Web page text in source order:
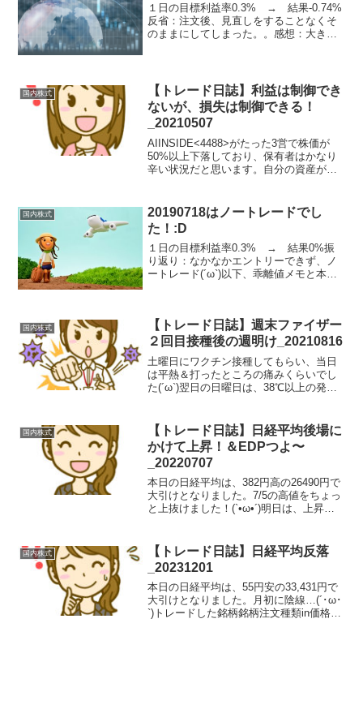
１日の目標利益率0.3% → 結果-0.74%
反省：注文後、見直しをすることなくそ
のままにしてしまった。。感想：大きく
国内株式
【トレード日誌】利益は制御でき
ないが、損失は制御できる！
_20210507
AIINSIDE<4488>がたった3営で株価が
50%以上下落しており、保有者はかなり
辛い状況だと思います。自分の資産が半
ば、ほぼストップ安に巻き込まれること
はなく、自...
国内株式
20190718はノートレードでし
た！:D
１日の目標利益率0.3% → 結果0%振
り返り：なかなかエントリーできず、ノ
ートレード(´ω`)以下、乖離値メモと本日
国内株式
【トレード日誌】週末ファイザー
２回目接種後の週明け_20210816
土曜日にワクチン接種してもらい、当日
は平熱＆打ったところの痛みくらいでし
た(´ω`)翌日の日曜日は、38℃以上の発熱
風邪のように鼻水や喉の痛み、頭痛は無
かったので、...
国内株式
【トレード日誌】日経平均後場に
かけて上昇！＆EDPつよ〜
_20220707
本日の日経平均は、382円高の26490円で
大引けとなりました。7/5の高値をちょっ
と上抜けました！(`•ω•´)明日は、上昇に
にチャートを見...
国内株式
【トレード日誌】日経平均反落
_20231201
本日の日経平均は、55円安の33,431円で
大引けとなりました。月初に陰線…(´･ω･
`)トレードした銘柄銘柄注文種類in価格枚